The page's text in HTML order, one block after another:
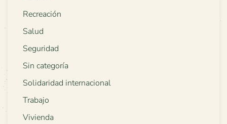
Recreación
Salud
Seguridad
Sin categoría
Solidaridad internacional
Trabajo
Vivienda